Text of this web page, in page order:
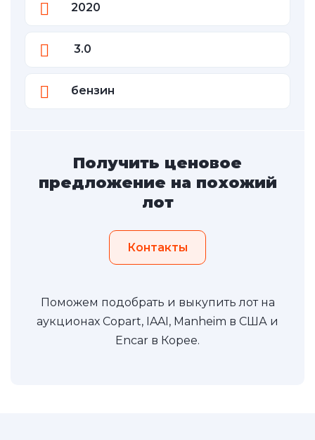
2020
3.0
бензин
Получить ценовое
предложение на похожий
лот
Контакты
Поможем подобрать и выкупить лот на
аукционах Copart, IAAI, Manheim в США и
Encar в Корее.